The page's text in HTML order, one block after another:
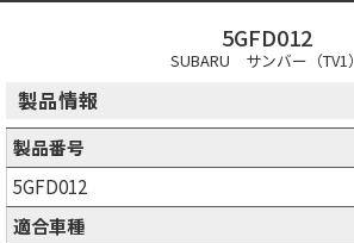
5GFD012
SUBARU サンバー（TV1）
製品情報
製品番号
5GFD012
適合車種